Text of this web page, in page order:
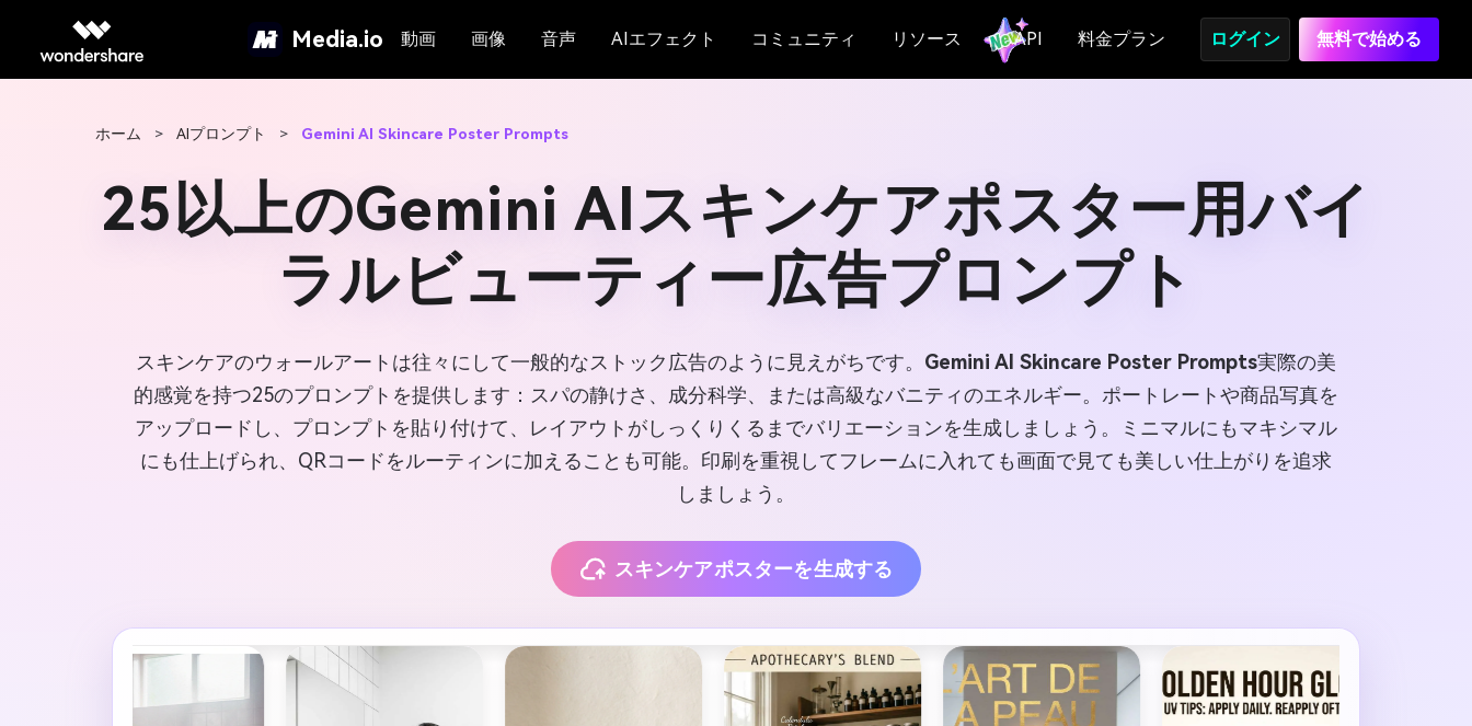
Media.io 動画 画像 音声 AIエフェクト コミュニティ リソース API 料金プラン ログイン 無料で始める
ホーム > AIプロンプト > Gemini AI Skincare Poster Prompts
25以上のGemini AIスキンケアポスター用バイ
ラルビューティー広告プロンプト
スキンケアのウォールアートは往々にして一般的なストック広告のように見えがちです。 Gemini AI Skincare Poster Prompts実際の美
的感覚を持つ25のプロンプトを提供します：スパの静けさ、成分科学、または高級なバニティのエネルギー。ポートレートや商品写真を
アップロードし、プロンプトを貼り付けて、レイアウトがしっくりくるまでバリエーションを生成しましょう。ミニマルにもマキシマル
にも仕上げられ、QRコードをルーティンに加えることも可能。印刷を重視してフレームに入れても画面で見ても美しい仕上がりを追求
しましょう。
スキンケアポスターを生成する